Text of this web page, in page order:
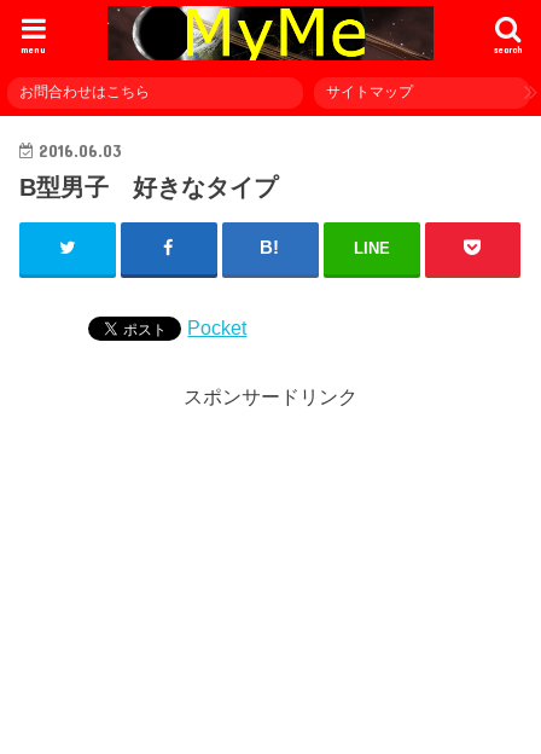
search
menu
お問合わせはこちら サイトマップ
2016.06.03
B型男子 好きなタイプ
LINE
Pocket
スポンサードリンク